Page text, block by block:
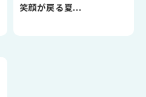
笑顔が戻る夏...